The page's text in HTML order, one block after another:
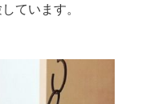
ています。